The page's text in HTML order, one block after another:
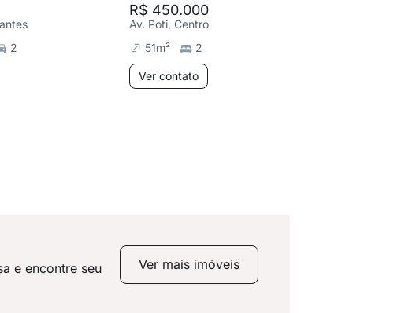
2
R$ 450.000
Av. Poti, Centro
51m² 2
Ver contato
e encontre seu
Ver mais imóveis